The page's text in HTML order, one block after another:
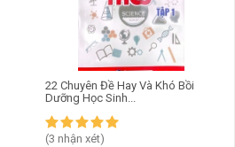
22 Chuyên Đề Hay Và Khó Bồi
Dưỡng Học Sinh...
(3 nhận xét)